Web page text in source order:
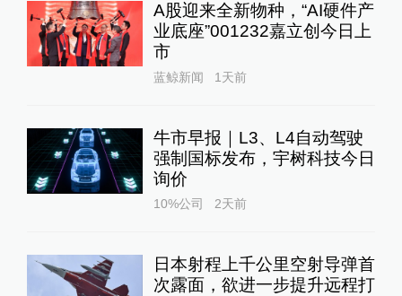
A股迎来全新物种，“AI硬件产
业底座”001232嘉立创今日上
市
蓝鲸新闻 1天前
牛市早报｜L3、L4自动驾驶
强制国标发布，宇树科技今日
询价
10%公司 2天前
日本射程上千公里空射导弹首
次露面，欲进一步提升远程打